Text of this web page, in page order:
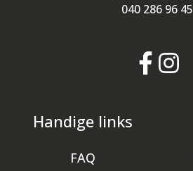
040 286 96 45
Handige links
FAQ